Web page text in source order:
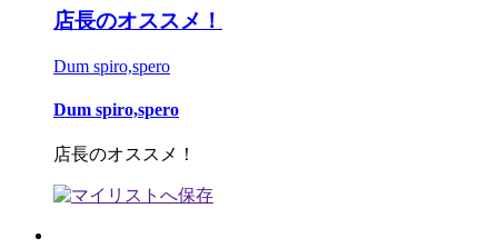
店長のオススメ！
Dum spiro,spero
Dum spiro,spero
店長のオススメ！